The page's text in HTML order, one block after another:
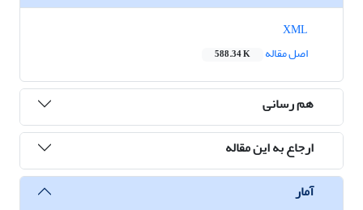
اصل مقاله
588.34 K
هم رسانی
ارجاع به این مقاله
آمار